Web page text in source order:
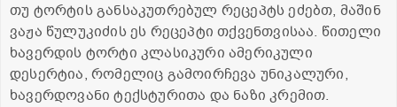
თუ ტორტის განსაკუთრებულ რეცეპტს ეძებთ, მაშინ
ვაჟა წულუკიძის ეს რეცეპტი თქვენთვისაა. წითელი
ხავერდის ტორტი კლასიკური ამერიკული
დესერტია, რომელიც გამოირჩევა უნიკალური,
ხავერდოვანი ტექსტურითა და ნაზი კრემით.